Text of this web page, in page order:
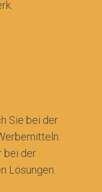
Sie bei der
bei der
Lösungen.